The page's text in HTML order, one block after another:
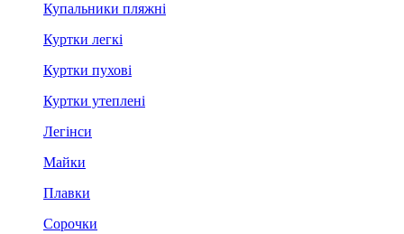
Купальники пляжні
Куртки легкі
Куртки пухові
Куртки утеплені
Легінси
Майки
Плавки
Сорочки